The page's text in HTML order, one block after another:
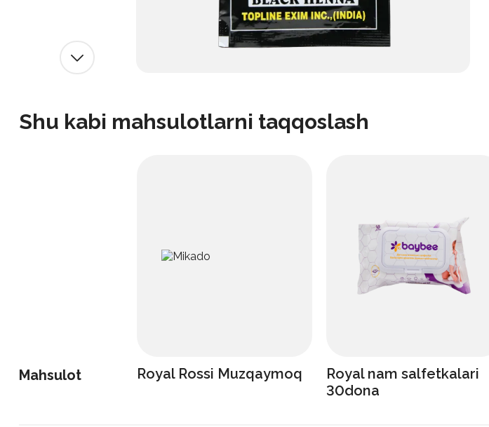
Shu kabi mahsulotlarni taqqoslash
Mahsulot Royal Rossi Muzqaymoq
Royal nam salfetkalari
30dona